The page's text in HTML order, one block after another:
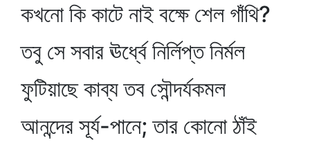
কখনো কি কাটে নাই বক্ষে শেল গাঁথি?
তবু সে সবার ঊর্ধ্বে নির্লিপ্ত নির্মল
ফুটিয়াছে কাব্য তব সৌন্দর্যকমল
আনন্দের সূর্য-পানে; তার কোনো ঠাঁই